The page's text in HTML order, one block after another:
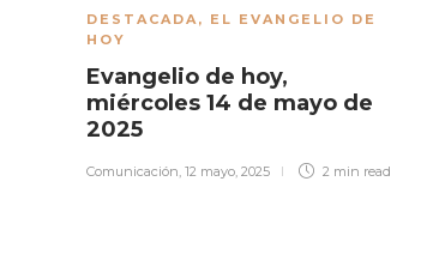
DESTACADA , EL EVANGELIO DE
HOY
Evangelio de hoy,
miércoles 14 de mayo de
2025
Comunicación 12 mayo, 2025 2 min read